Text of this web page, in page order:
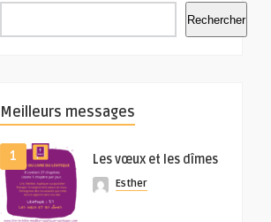
Rechercher
Meilleurs messages
1 Les vœux et les dîmes
Esther